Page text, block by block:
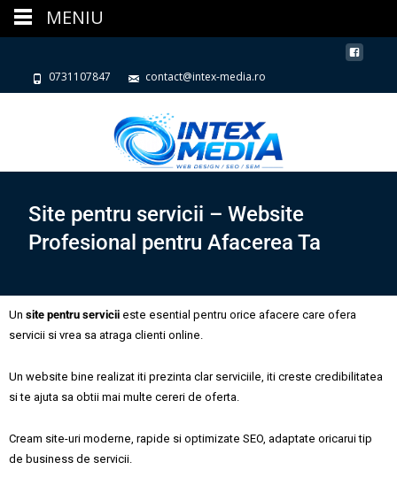
0731107847 contact@intex-media.ro
Site pentru servicii – Website
Profesional pentru Afacerea Ta
Un site pentru servicii este esential pentru orice afacere care ofera
servicii si vrea sa atraga clienti online.
Un website bine realizat iti prezinta clar serviciile, iti creste credibilitatea
si te ajuta sa obtii mai multe cereri de oferta.
Cream site-uri moderne, rapide si optimizate SEO, adaptate oricarui tip
de business de servicii.
MENIU